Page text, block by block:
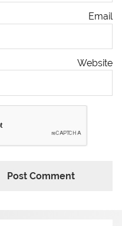
Email
Website